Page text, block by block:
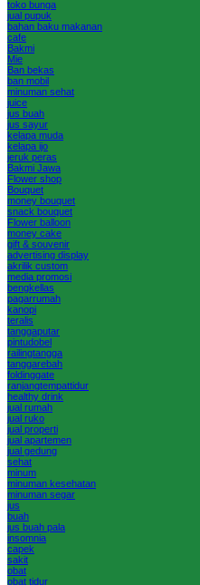
toko bunga
jual pupuk
bahan baku makanan
cafe
Bakmi
Mie
Ban bekas
ban mobil
minuman sehat
juice
jus buah
jus sayur
kelapa muda
kelapa ijo
jeruk peras
Bakmi Jawa
Flower shop
Bouquet
money bouquet
snack bouquet
Flower balloon
money cake
gift & souvenir
advertising display
akrilik custom
media promosi
bengkellas
pagarrumah
kanopi
teralis
tanggaputar
pintudobel
railingtangga
tanggarebah
foldinggate
ranjangtempattidur
healthy drink
jual rumah
jual ruko
jual properti
jual apartemen
jual gedung
sehat
minum
minuman kesehatan
minuman segar
jus
buah
jus buah pala
insomnia
capek
sakit
obat
obat tidur